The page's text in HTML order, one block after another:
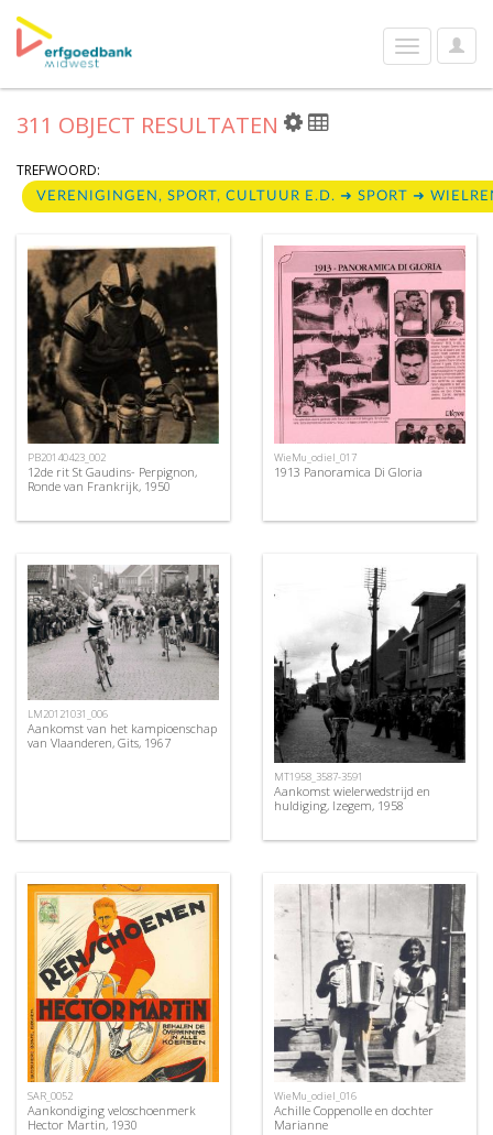
User
Toggle
navigation
311 OBJECT RESULTATEN
TREFWOORD:
VERENIGINGEN, SPORT, CULTUUR E.D. ➜ SPORT ➜
PB20140423_002
12de rit St Gaudins- Perpignon,
Ronde van Frankrijk, 1950
WieMu_odiel_017
1913 Panoramica Di Gloria
LM20121031_006
Aankomst van het kampioenschap
van Vlaanderen, Gits, 1967
MT1958_3587-3591
Aankomst wielerwedstrijd en
huldiging, Izegem, 1958
SAR_0052
Aankondiging veloschoenmerk
Hector Martin, 1930
WieMu_odiel_016
Achille Coppenolle en dochter
Marianne